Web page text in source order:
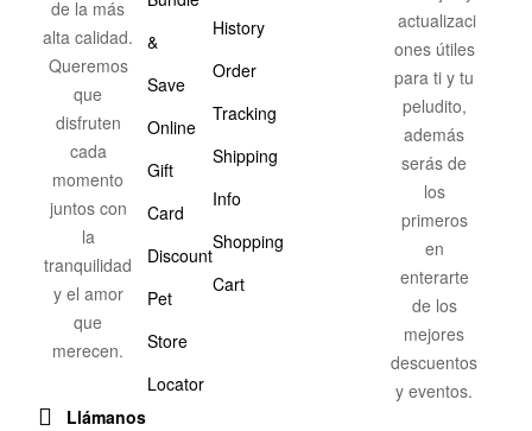
de la más
alta calidad.
Queremos
que
disfruten
cada
momento
juntos con
la
tranquilidad
y el amor
que
merecen.
Llámanos
&
Save
Online
Gift
Card
Discount
Pet
Store
Locator
History
Order
Tracking
Shipping
Info
Shopping
Cart
actualizaci
ones útiles
para ti y tu
peludito,
además
serás de
los
primeros
en
enterarte
de los
mejores
descuentos
y eventos.